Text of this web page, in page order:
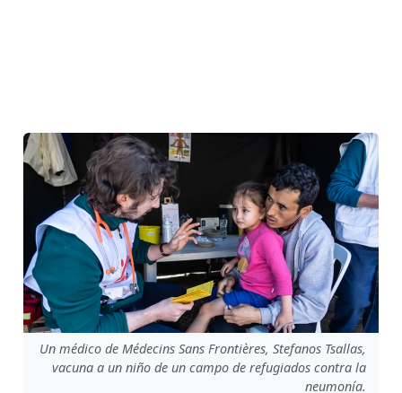
Un médico de Médecins Sans Frontières, Stefanos Tsallas,
vacuna a un niño de un campo de refugiados contra la
neumonía.